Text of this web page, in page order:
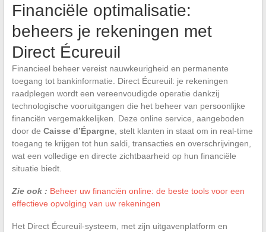
Financiële optimalisatie:
beheers je rekeningen met
Direct Écureuil
Financieel beheer vereist nauwkeurigheid en permanente
toegang tot bankinformatie. Direct Écureuil: je rekeningen
raadplegen wordt een vereenvoudigde operatie dankzij
technologische vooruitgangen die het beheer van persoonlijke
financiën vergemakkelijken. Deze online service, aangeboden
door de Caisse d’Épargne, stelt klanten in staat om in real-time
toegang te krijgen tot hun saldi, transacties en overschrijvingen,
wat een volledige en directe zichtbaarheid op hun financiële
situatie biedt.
Zie ook : Beheer uw financiën online: de beste tools voor een
effectieve opvolging van uw rekeningen
Het Direct Écureuil-systeem, met zijn uitgavenplatform en